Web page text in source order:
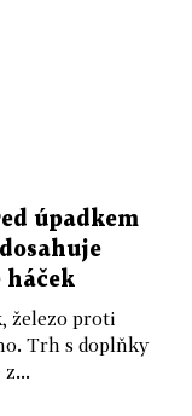
úpadkem
háček
železo proti
Trh s doplňky